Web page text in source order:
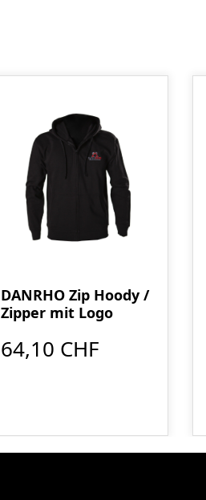
DANRHO Zip Hoody /
Zipper mit Logo
64,10 CHF